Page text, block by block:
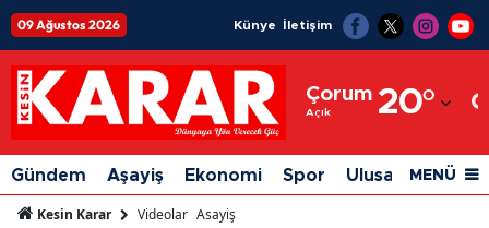
09 Ağustos 2026 Künye İletişim
Çorum
Açık 20°
Adıyaman
Afyonkarahisar
Ağrı
Gündem Aşayiş Ekonomi Spor Ulusal Siyaset
MENÜ
Kesin Karar Videolar Asayiş